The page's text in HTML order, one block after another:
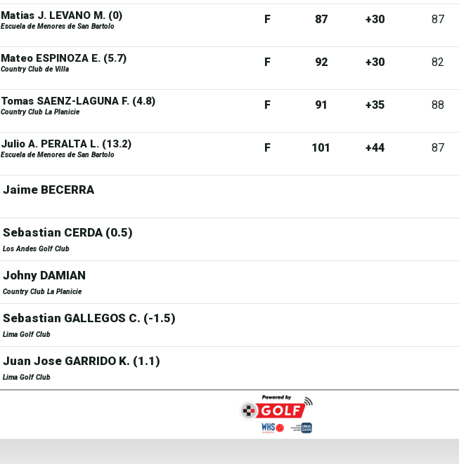
Matias J. LEVANO M. (0)
Escuela de Menores de San Bartolo
F 87 +30 87
Mateo ESPINOZA E. (5.7)
Country Club de Villa
F 92 +30 82
Tomas SAENZ-LAGUNA F. (4.8)
Country Club La Planicie
F 91 +35 88
Julio A. PERALTA L. (13.2)
Escuela de Menores de San Bartolo
F 101 +44 87
Jaime BECERRA
Sebastian CERDA (0.5)
Los Andes Golf Club
Johny DAMIAN
Country Club La Planicie
Sebastian GALLEGOS C. (-1.5)
Lima Golf Club
Juan Jose GARRIDO K. (1.1)
Lima Golf Club